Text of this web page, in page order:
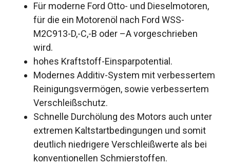
Für moderne Ford Otto- und Dieselmotoren,
für die ein Motorenöl nach Ford WSS-
M2C913-D,-C,-B oder –A vorgeschrieben
wird.
hohes Kraftstoff-Einsparpotential.
Modernes Additiv-System mit verbessertem
Reinigungsvermögen, sowie verbessertem
Verschleißschutz.
Schnelle Durchölung des Motors auch unter
extremen Kaltstartbedingungen und somit
deutlich niedrigere Verschleißwerte als bei
konventionellen Schmierstoffen.